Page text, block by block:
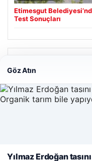
Etimesgut
Test Sonuçları
Web sitemizi nasıl
kullanıyoruz.
Çerez
Göz Atın
Yılmaz Erdoğan